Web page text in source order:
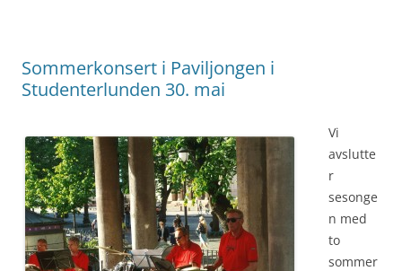
Sommerkonsert i Paviljongen i
Studenterlunden 30. mai
Vi
avslutte
r
sesonge
n med
to
sommer